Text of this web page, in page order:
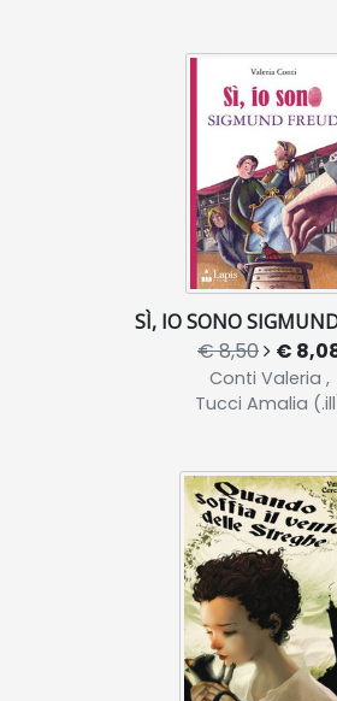
SÌ, IO SONO
€ 8,50 €
Conti Valeria ,
Tucci Amalia